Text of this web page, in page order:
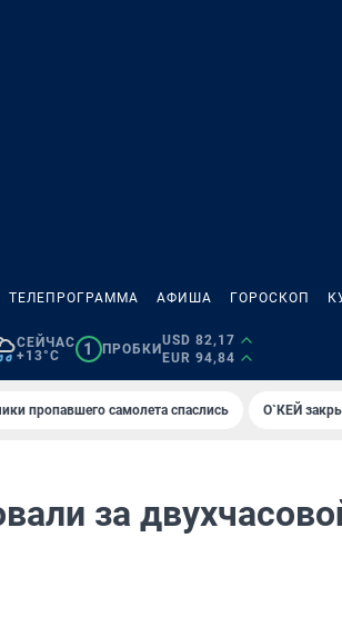
ТЕЛЕПРОГРАММА АФИША ГОРОСКОП
СЕЙЧАС
+13°C
1 ПРОБКИ
USD 82,17
EUR 94,84
пропавшего самолета спаслись О`КЕЙ
за